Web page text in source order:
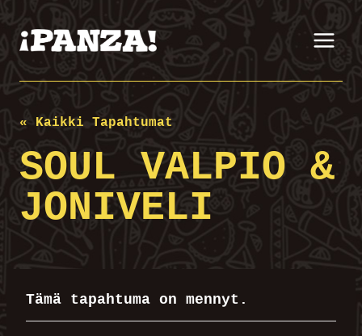
sisältöön
« Kaikki Tapahtumat
SOUL VALPIO &
JONIVELI
Tämä tapahtuma on mennyt.